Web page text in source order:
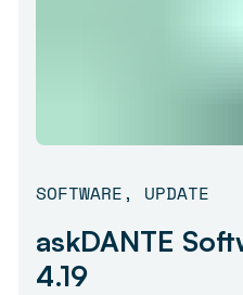
SOFTWARE, UPDATE
askDANTE
4.19